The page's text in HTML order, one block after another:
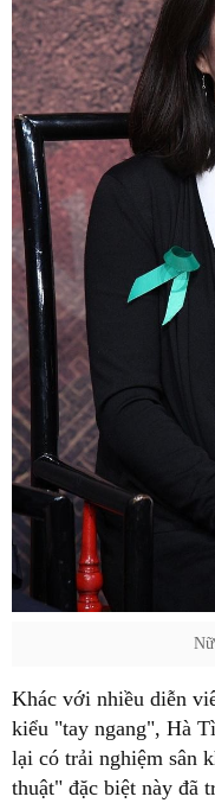
Khác với nhiều diễn
kiểu "tay ngang", Hà
lại có trải nghiệm sân
thuật" đặc biệt này đã